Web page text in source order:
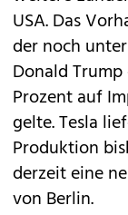
USA. Das
der noch
Donald
Prozent auf
gelte. Tesla
Produktion
derzeit eine
von Berlin.